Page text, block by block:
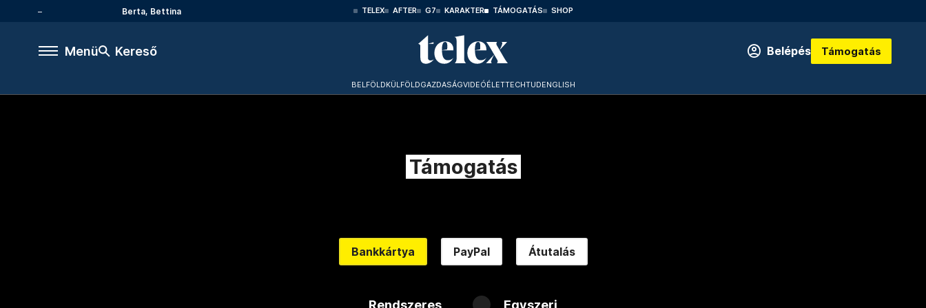
Berta, Bettina TELEX AFTER G7 KARAKTER TÁMOGATÁS SHOP
Menü Kereső Belépés Támogatás
BELFÖLDKÜLFÖLDGAZDASÁGVIDEÓÉLETTECHTUDENGLISH
Támogatás
Bankkártya PayPal Átutalás
Rendszeres Egyszeri